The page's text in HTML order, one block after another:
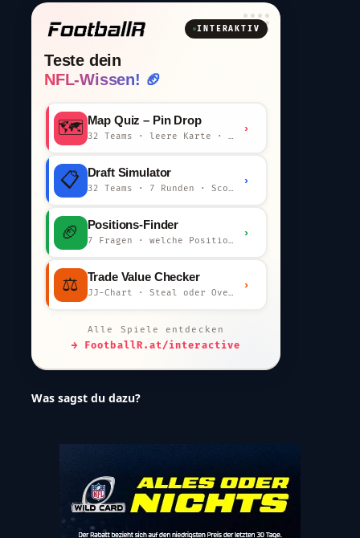
INTERAKTIV
Teste dein
NFL-Wissen! 🏈
🗺️ Map Quiz – Pin Drop
32 Teams · leere Karte · km-Wertung
›
📋 Draft Simulator
32 Teams · 7 Runden · Scout-Kommentar
›
🏈 Positions-Finder
7 Fragen · welche Position bist du?
›
⚖️ Trade Value Checker
JJ-Chart · Steal oder Overpay?
›
Alle Spiele entdecken
→ FootballR.at/interactive
Was sagst du dazu?